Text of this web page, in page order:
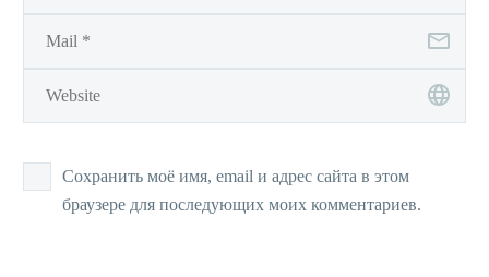
Сохранить моё имя, email и адрес сайта в этом
браузере для последующих моих комментариев.